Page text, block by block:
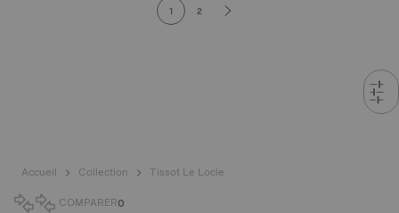
1 2
Accueil Collection
Tissot Le Locle
COMPARER0